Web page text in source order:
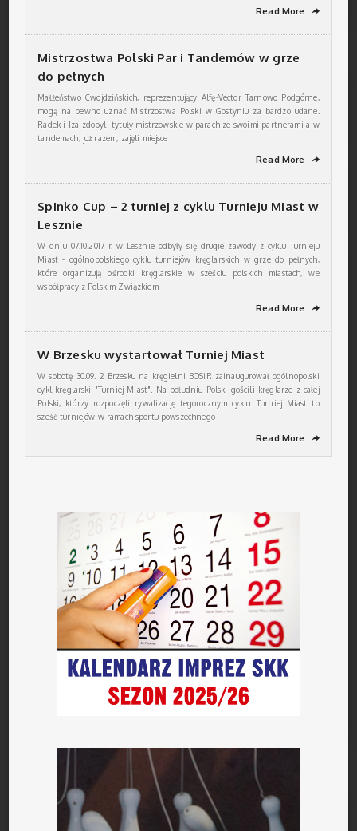
Read More ➦
Mistrzostwa Polski Par i Tandemów w grze
do pełnych
Małżeństwo Cwojdzińskich, reprezentujący Alfę-Vector Tarnowo Podgórne,
mogą na pewno uznać Mistrzostwa Polski w Gostyniu za bardzo udane.
Radek i Iza zdobyli tytuły mistrzowskie w parach ze swoimi partnerami a w
tandemach, już razem, zajęli miejsce
Read More ➦
Spinko Cup – 2 turniej z cyklu Turnieju Miast w
Lesznie
W dniu 07.10.2017 r. w Lesznie odbyły się drugie zawody z cyklu Turnieju
Miast - ogólnopolskiego cyklu turniejów kręglarskich w grze do pełnych,
które organizują ośrodki kręglarskie w sześciu polskich miastach, we
współpracy z Polskim Związkiem
Read More ➦
W Brzesku wystartował Turniej Miast
W sobotę 30.09. 2 Brzesku na kręgielni BOSiR zainaugurował ogólnopolski
cykl kręglarski "Turniej Miast". Na południu Polski gościli kręglarze z całej
Polski, którzy rozpoczęli rywalizację tegorocznym cyklu. Turniej Miast to
sześć turniejów w ramach sportu powszechnego
Read More ➦